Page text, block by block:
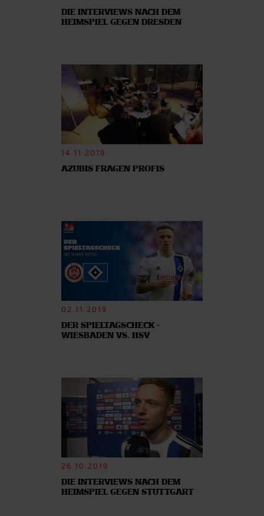
Wir verwenden Cookies, um Inhalte und Anzeigen zu
Verwendung unserer Website an unsere Partner für
soziale Medien, Werbung und Analysen weiter. Unsere
Partner führen diese Informationen möglicherweise mit
weiteren Daten zusammen, die Sie ihnen bereitgestellt
haben oder die sie im Rahmen Ihrer Nutzung der Dienste
gesammelt haben.
DIE INTERVIEWS NACH DEM
HEIMSPIEL GEGEN DRESDEN
14.11.2019
AZUBIS FRAGEN PROFIS
02.11.2019
DER SPIELTAGSCHECK -
WIESBADEN VS. HSV
26.10.2019
DIE INTERVIEWS NACH DEM
HEIMSPIEL GEGEN STUTTGART